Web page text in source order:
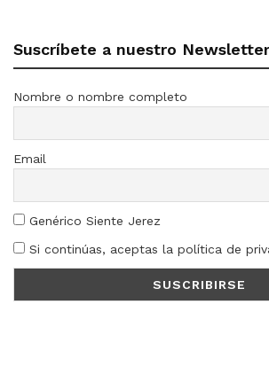
Suscríbete a nuestro Newsletter
Nombre o nombre completo
Email
Genérico Siente Jerez
Si continúas, aceptas la política de